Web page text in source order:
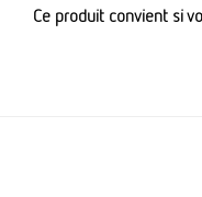
Ce produit convient si